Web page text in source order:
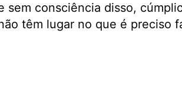
sem consciência disso,
têm lugar no que é preciso